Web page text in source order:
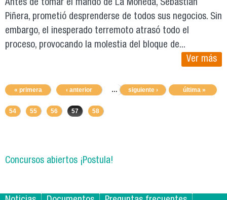
Antes de tomar el mando de La Moneda, Sebastián
Piñera, prometió desprenderse de todos sus negocios. Sin
embargo, el inesperado terremoto atrasó todo el
proceso, provocando la molestia del bloque de...
Ver más
« primera ‹ anterior … 50 51 53
54 55 56 57 58
siguiente › última »
Concursos abiertos ¡Postula!